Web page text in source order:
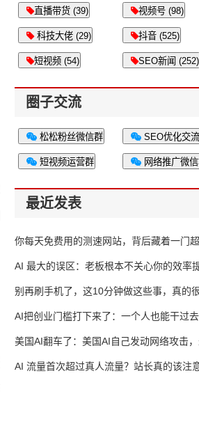
直播带货 (39) 视频号 (98)
科技大佬 (29) 抖音 (525)
短视频 (54) SEO新闻 (252)
圈子交流
松松粉丝微信群 SEO优化交
短视频运营群 网络推广微
最近发表
你每天免费用的测速网站，背后藏着一门
生意
AI 最大的误区：老板根本不关心你的效率
别再刷手机了，这10分钟做这些事，真的
AI把创业门槛打下来了：一个人也能干过
人的活
美国AI翻车了：美国AI自己发动网络攻击
竟然靠中国AI帮忙善后
AI 流量首次超过真人流量？站长真的该注